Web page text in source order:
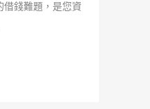
借錢難題，是您資